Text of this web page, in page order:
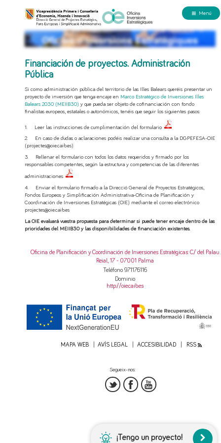
Menú
Financiación de proyectos. Administración
Pública
Si como administración pública del territorio de las Illes Balears queréis presentar un
proyecto de inversión que tenga encaje en Marco Estratégico de Inversiones Illes
Balears 2030 (MEIIB30) y que pueda ser objeto de cofinanciación con fondo
finalistas europeos, estatales o autonómicos, tenéis que seguir los siguientes pasos:
1. Leer las instrucciones de cumplimentación del formulario
2. En caso de dudas o aclaraciones podéis realizar una consulta a la DGPEFESA-OIE
(projectes@oie.caib.es)
3. Rellenar el formulario con todos los datos requeridos y firmado por los
responsables competentes, según la estructura y competencias de las diferentes
administraciones
4. Enviar el formulario firmado a la Direcció General de Proyectos Estratégicos,
Fondos Europeos y Simplificación Administrativa-Oficina de Planificación y
Coordinación de Inversiones Estratégicas (OIE) mediante el correo electrónico
projectes@oie.caib.es
La OIE evaluará vuestra propuesta para determinar si puede tener encaje dentro de las
prioridades del MEIIB30 y las disponibilidades de financiación existentes.
¡Tengo un proyecto!
Oficina de Planificación y Coordinación de Inversiones Estratégicas: C/ del Palau
Reial, 17 - 07001 Palma
Teléfono 971176116
Dominio
http://oie.caib.es
MAPA WEB AVÍS LEGAL ACCESIBILIDAD RSS
Segueix-nos: